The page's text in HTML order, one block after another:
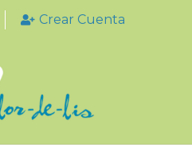
Crear Cuenta